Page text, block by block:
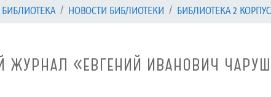
БИБЛИОТЕКА НОВОСТИ БИБЛИОТЕКИ БИБЛИОТЕКА 2
ЖУРНАЛ «ЕВГЕНИЙ ИВАНОВИЧ